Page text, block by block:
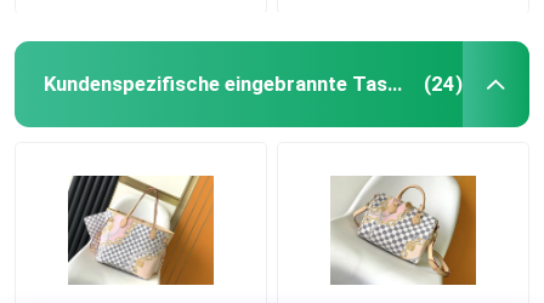
Kundenspezifische eingebrannte Taschen (24)